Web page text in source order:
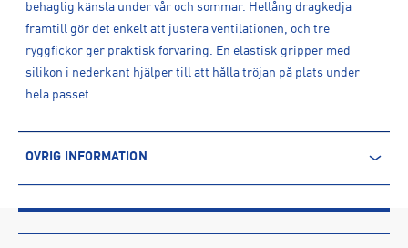
behaglig känsla under vår och sommar. Hellång dragkedja
framtill gör det enkelt att justera ventilationen, och tre
ryggfickor ger praktisk förvaring. En elastisk gripper med
silikon i nederkant hjälper till att hålla tröjan på plats under
hela passet.
ÖVRIG INFORMATION
Produktnummer: 1626189
Leverantörens produktnummer: C17362